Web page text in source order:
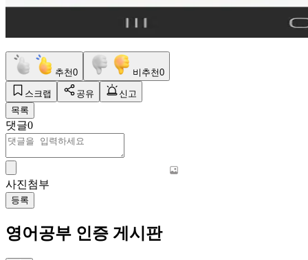
추천0 비추천0
스크랩 공유
신고
목록
댓글0
사진첨부
등록
영어공부 인증 게시판